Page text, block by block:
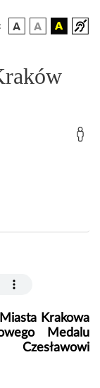
Krakowa
Medalu